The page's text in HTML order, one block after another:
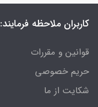
کاربران ملاحظه فرمایند:
قوانین و مقررات
حریم خصوصی
شکایت از ما